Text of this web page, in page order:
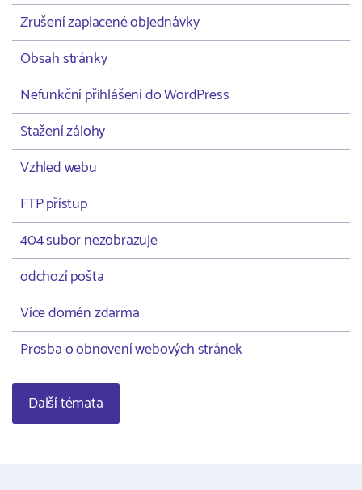
Zrušení zaplacené objednávky
Obsah stránky
Nefunkční přihlášení do WordPress
Stažení zálohy
Vzhled webu
FTP přístup
404 subor nezobrazuje
odchozí pošta
Více domén zdarma
Prosba o obnovení webových stránek
Další témata